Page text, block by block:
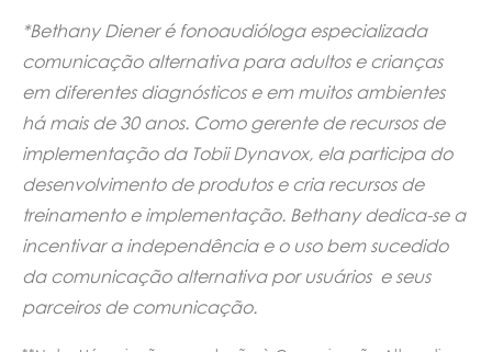
*Bethany Diener é fonoaudióloga especializada
comunicação alternativa para adultos e crianças
em diferentes diagnósticos e em muitos ambientes
há mais de 30 anos. Como gerente de recursos de
implementação da Tobii Dynavox, ela participa do
desenvolvimento de produtos e cria recursos de
treinamento e implementação. Bethany dedica-se a
incentivar a independência e o uso bem sucedido
da comunicação alternativa por usuários e seus
parceiros de comunicação.